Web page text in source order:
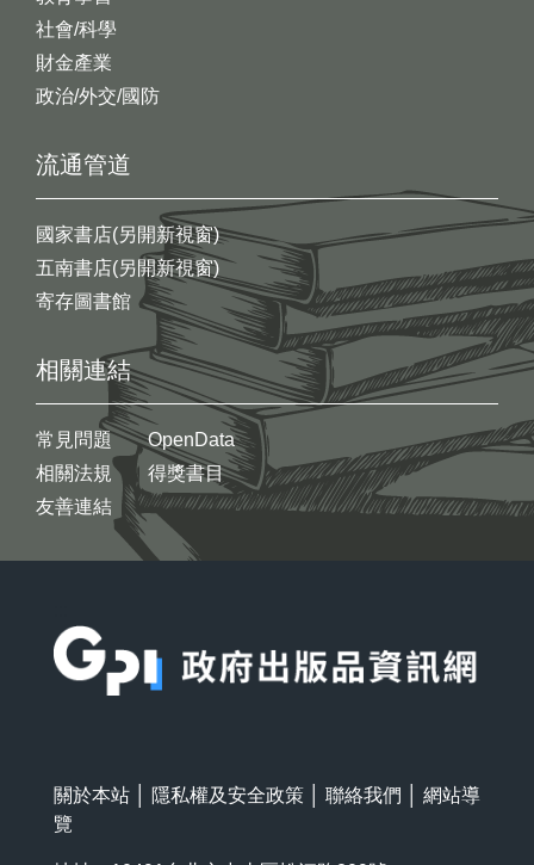
社會/科學
財金產業
政治/外交/國防
流通管道
國家書店(另開新視窗)
五南書店(另開新視窗)
寄存圖書館
相關連結
常見問題
相關法規
友善連結
OpenData
得獎書目
關於本站 隱私權及安全政策 聯絡我們
網站導
覽